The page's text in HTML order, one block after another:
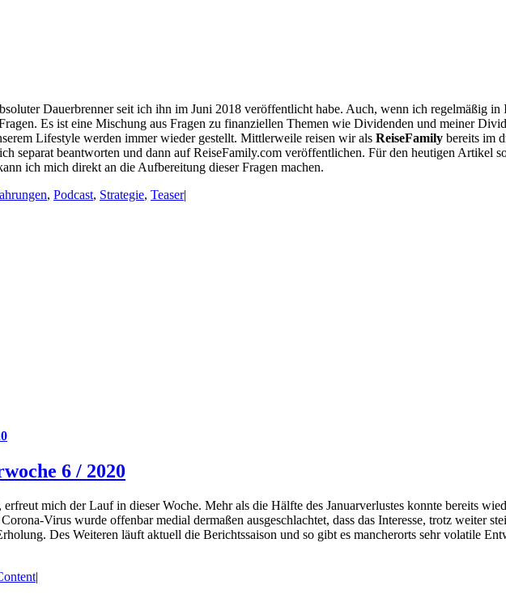
Dauerbrenner seit ich ihn im Juni 2018 veröffentlicht habe. Auch, wenn ich regelmäßig
Es ist eine Mischung aus Fragen zu finanziellen Themen wie Dividenden und meiner
Lifestyle werden immer wieder gestellt. Mittlerweile reisen wir als ReiseFamily bereits im
separat beantworten und dann auf ReiseFamily.com veröffentlichen. Für den heutigen Artikel
ich mich direkt an die Aufbereitung dieser Fragen machen.
, Podcast, Strategie, Teaser|
6 / 2020
mich der Lauf in dieser Woche. Mehr als die Hälfte des Januarverlustes konnte bereits
Virus wurde offenbar medial dermaßen ausgeschlachtet, dass das Interesse, trotz weiter
Des Weiteren läuft aktuell die Berichtssaison und so gibt es mancherorts sehr volatile
|